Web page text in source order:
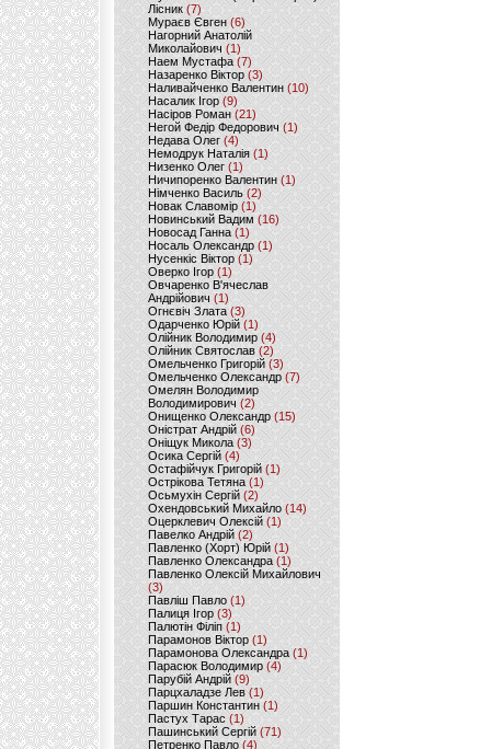
Лісник (7)
Мураєв Євген(6)
Нагорний Анатолій
Миколайович (1)
Наем Мустафа (7)
Назаренко Віктор (3)
Наливайченко Валентин (10)
Насалик Ігор(9)
Насіров Роман (21)
Негой Федір Федорович(1)
Недава Олег(4)
Немодрук Наталія(1)
Низенко Олег (1)
Ничипоренко Валентин (1)
Німченко Василь (2)
Новак Славомір (1)
Новинський Вадим (16)
Новосад Ганна (1)
Носаль Олександр (1)
Нусенкіс Віктор (1)
Оверко Ігор (1)
Овчаренко В'ячеслав
Андрійович(1)
Огнєвіч Злата (3)
Одарченко Юрій(1)
Олійник Володимир (4)
Олійник Святослав (2)
Омельченко Григорій (3)
Омельченко Олександр(7)
Омелян Володимир
Володимирович (2)
Онищенко Олександр (15)
Оністрат Андрій (6)
Оніщук Микола (3)
Осика Сергій(4)
Остафійчук Григорій(1)
Острікова Тетяна (1)
Осьмухін Сергій (2)
Охендовський Михайло (14)
Оцерклевич Олексій (1)
Павелко Андрій (2)
Павленко (Хорт) Юрій (1)
Павленко Олександра (1)
Павленко Олексій Михайлович
(3)
Павліш Павло(1)
Палиця Ігор (3)
Палютін Філіп(1)
Парамонов Віктор (1)
Парамонова Олександра(1)
Парасюк Володимир(4)
Парубій Андрій (9)
Парцхаладзе Лев (1)
Паршин Константин(1)
Пастух Тарас (1)
Пашинський Сергій (71)
Петренко Павло (4)